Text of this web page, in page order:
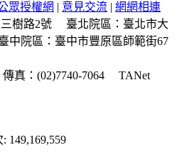
眾授權網 | 意見交流 | 網網相連
樹路2號
臺北院區：臺北市大
中院區：臺中市豐原區師範街67
傳真：(02)7740-7064
TANet
149,169,559